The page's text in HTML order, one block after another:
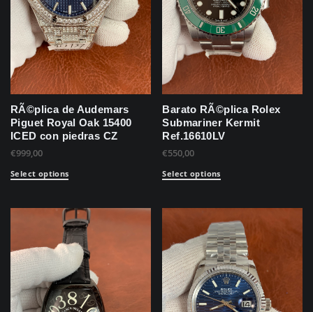
RÃ©plica de Audemars
Piguet Royal Oak 15400
ICED con piedras CZ
€999,00
Select options
Barato RÃ©plica Rolex
Submariner Kermit
Ref.16610LV
€550,00
Select options